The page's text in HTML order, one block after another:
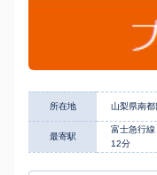
所在地 山梨県南
最寄駅
富士急行
12分